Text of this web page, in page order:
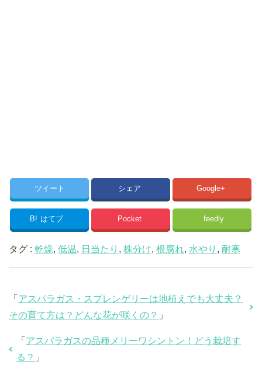
ツイート シェア Google+
B! はてブ Pocket feedly
タグ : 乾燥, 低温, 日当たり , 株分け, 根腐れ, 水やり , 耐寒
「 アスパラガス・スプレンゲリーは地植えでも大丈夫？
その育て方は？どんな花が咲くの？ 」
「 アスパラガスの品種メリーワシントン！どう栽培す
る？ 」